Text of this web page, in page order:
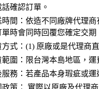
話確認訂單。
時間：依造不同廠牌代理
單時會同時回覆您確定交期
式：(1) 原廠或是代理商
範圍：限台灣本島地區，運
服務：若產品本身瑕疵或
政策： 實際以原廠及代理